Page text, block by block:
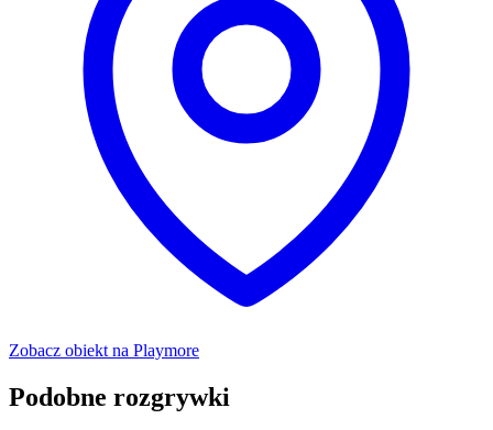
Zobacz obiekt na Playmore
Podobne rozgrywki